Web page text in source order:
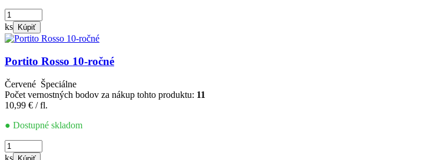
množstvo
Portito
Bianco
5-
ročné
ks Kúpiť
Portito Rosso 10-ročné
Červené Špeciálne
Počet vernostných bodov za nákup tohto produktu: 11
10,99 € / fl.
● Dostupné skladom
množstvo
Portito
ks